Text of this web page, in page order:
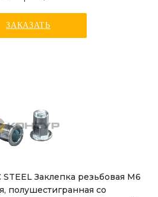
ЗАКАЗАТЬ
STEEL Заклепка резьбовая М6
полушестигранная со